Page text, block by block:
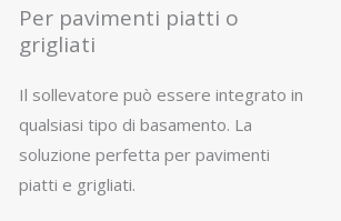
Per pavimenti piatti o
grigliati
Il sollevatore può essere integrato in
qualsiasi tipo di basamento. La
soluzione perfetta per pavimenti
piatti e grigliati.